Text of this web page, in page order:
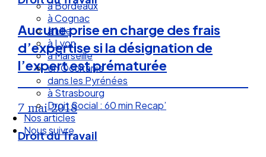
à Bordeaux
à Cognac
à Lille
à Lyon
à Marseille
en Occitanie
dans les Pyrénées
à Strasbourg
Droit Social : 60 min Recap’
Nos articles
Nous suivre
Aucune prise en charge des frais
d’expertise si la désignation de
l’expert est prématurée
7 mai 2018
Droit du Travail